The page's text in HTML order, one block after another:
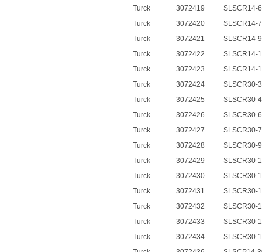
Turck
3072419
SLSCR14-
Turck
3072420
SLSCR14-
Turck
3072421
SLSCR14-
Turck
3072422
SLSCR14-
Turck
3072423
SLSCR14-
Turck
3072424
SLSCR30-
Turck
3072425
SLSCR30-
Turck
3072426
SLSCR30-
Turck
3072427
SLSCR30-
Turck
3072428
SLSCR30-
Turck
3072429
SLSCR30-
Turck
3072430
SLSCR30-
Turck
3072431
SLSCR30-
Turck
3072432
SLSCR30-
Turck
3072433
SLSCR30-
Turck
3072434
SLSCR30-